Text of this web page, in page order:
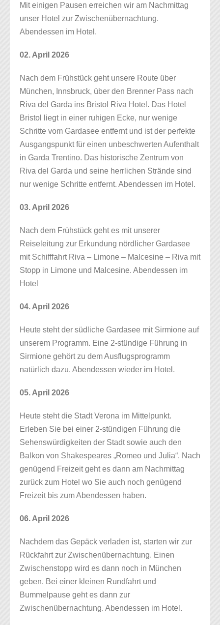
Mit einigen Pausen erreichen wir am Nachmittag
unser Hotel zur Zwischenübernachtung.
Abendessen im Hotel.
02. April 2026
Nach dem Frühstück geht unsere Route über
München, Innsbruck, über den Brenner Pass nach
Riva del Garda ins Bristol Riva Hotel. Das Hotel
Bristol liegt in einer ruhigen Ecke, nur wenige
Schritte vom Gardasee entfernt und ist der perfekte
Ausgangspunkt für einen unbeschwerten Aufenthalt
in Garda Trentino. Das historische Zentrum von
Riva del Garda und seine herrlichen Strände sind
nur wenige Schritte entfernt. Abendessen im Hotel.
03. April 2026
Nach dem Frühstück geht es mit unserer
Reiseleitung zur Erkundung nördlicher Gardasee
mit Schifffahrt Riva – Limone – Malcesine – Riva mit
Stopp in Limone und Malcesine. Abendessen im
Hotel
04. April 2026
Heute steht der südliche Gardasee mit Sirmione auf
unserem Programm. Eine 2-stündige Führung in
Sirmione gehört zu dem Ausflugsprogramm
natürlich dazu. Abendessen wieder im Hotel.
05. April 2026
Heute steht die Stadt Verona im Mittelpunkt.
Erleben Sie bei einer 2-stündigen Führung die
Sehenswürdigkeiten der Stadt sowie auch den
Balkon von Shakespeares „Romeo und Julia“. Nach
genügend Freizeit geht es dann am Nachmittag
zurück zum Hotel wo Sie auch noch genügend
Freizeit bis zum Abendessen haben.
06. April 2026
Nachdem das Gepäck verladen ist, starten wir zur
Rückfahrt zur Zwischenübernachtung. Einen
Zwischenstopp wird es dann noch in München
geben. Bei einer kleinen Rundfahrt und
Bummelpause geht es dann zur
Zwischenübernachtung. Abendessen im Hotel.